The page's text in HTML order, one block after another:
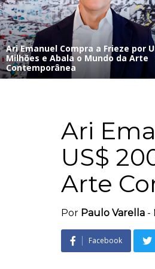
Ari Emanuel Compra a Frieze por
Milhões e Abala o Mundo da Arte
Contemporânea
Ari
US$
Arte
Por Paulo Varella -
Facebook